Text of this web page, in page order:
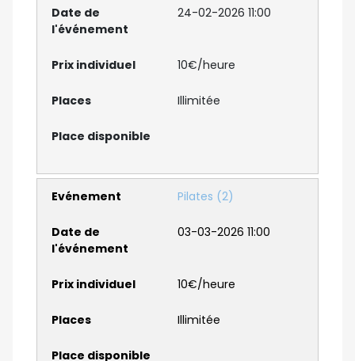
24-02-2026 11:00
10€/heure
Illimitée
Pilates (2)
03-03-2026 11:00
10€/heure
Illimitée